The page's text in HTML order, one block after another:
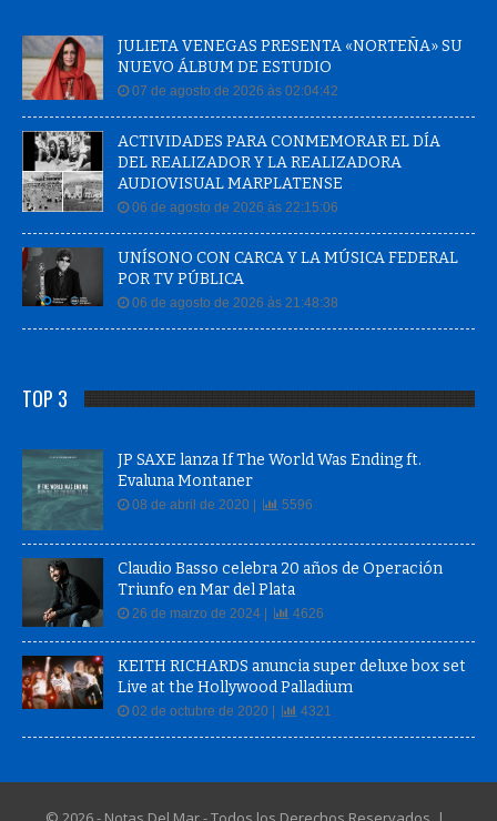
JULIETA VENEGAS PRESENTA «NORTEÑA» SU
NUEVO ÁLBUM DE ESTUDIO
07 de agosto de 2026 às 02:04:42
ACTIVIDADES PARA CONMEMORAR EL DÍA
DEL REALIZADOR Y LA REALIZADORA
AUDIOVISUAL MARPLATENSE
06 de agosto de 2026 às 22:15:06
UNÍSONO CON CARCA Y LA MÚSICA FEDERAL
POR TV PÚBLICA
06 de agosto de 2026 às 21:48:38
TOP 3
JP SAXE lanza If The World Was Ending ft.
Evaluna Montaner
08 de abril de 2020 | 5596
Claudio Basso celebra 20 años de Operación
Triunfo en Mar del Plata
26 de marzo de 2024 | 4626
KEITH RICHARDS anuncia super deluxe box set
Live at the Hollywood Palladium
02 de octubre de 2020 | 4321